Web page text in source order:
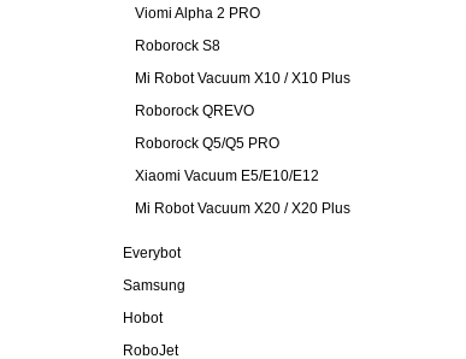
Viomi Alpha 2 PRO
Roborock S8
Mi Robot Vacuum X10 / X10 Plus
Roborock QREVO
Roborock Q5/Q5 PRO
Xiaomi Vacuum E5/E10/E12
Mi Robot Vacuum X20 / X20 Plus
Everybot
Samsung
Hobot
RoboJet